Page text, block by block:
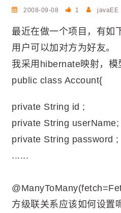
2008-09-08 1 javaEE
最近在做一个项目，有如
用户可以加对方为好友。
我采用hibernate映射，模
public class Account{
private String id ;
private String userName;
private String password ;
......
方级联关系应该如何设置